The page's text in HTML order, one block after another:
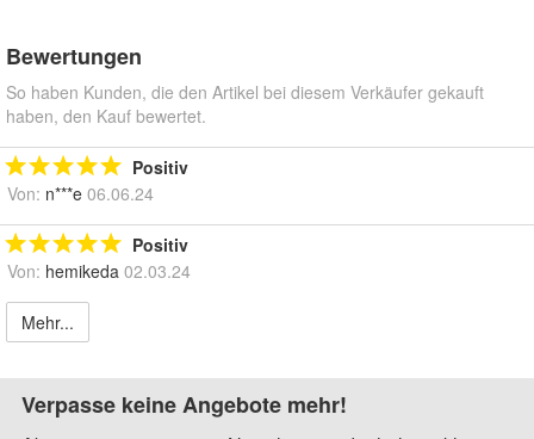
Bewertungen
So haben Kunden, die den Artikel bei diesem Verkäufer gekauft
haben, den Kauf bewertet.
Positiv
Von: n***e 06.06.24
Positiv
Von: hemikeda 02.03.24
Mehr...
Verpasse keine Angebote mehr!